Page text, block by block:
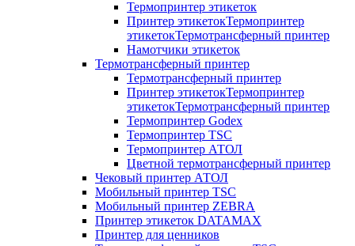
Термопринтер этикеток
Принтер этикетокТермопринтер
этикетокТермотрансферный принтер
Намотчики этикеток
Термотрансферный принтер
Термотрансферный принтер
Принтер этикетокТермопринтер
этикетокТермотрансферный принтер
Термопринтер Godex
Термопринтер TSC
Термопринтер АТОЛ
Цветной термотрансферный принтер
Чековый принтер АТОЛ
Мобильный принтер TSC
Мобильный принтер ZEBRA
Принтер этикеток DATAMAX
Принтер для ценников